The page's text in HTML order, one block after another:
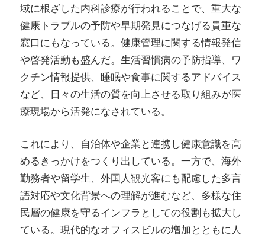
域に根ざした内科診療が行われることで、重大な
健康トラブルの予防や早期発見につなげる貴重な
窓口にもなっている。健康管理に関する情報発信
や啓発活動も盛んだ。生活習慣病の予防指導、ワ
クチン情報提供、睡眠や食事に関するアドバイス
など、日々の生活の質を向上させる取り組みが医
療現場から活発になされている。
これにより、自治体や企業と連携し健康意識を高
めるきっかけをつくり出している。一方で、海外
勤務者や留学生、外国人観光客にも配慮した多言
語対応や文化背景への理解が進むなど、多様な住
民層の健康を守るインフラとしての役割も拡大し
ている。現代的なオフィスビルの増加とともに人